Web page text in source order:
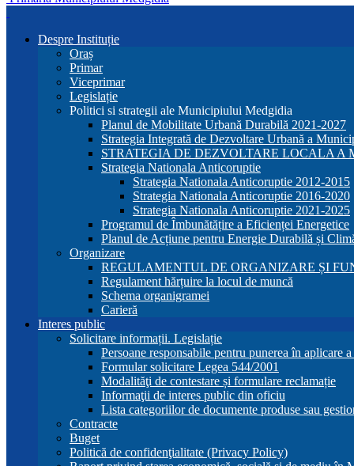
Despre Instituție
Oraș
Primar
Viceprimar
Legislație
Politici si strategii ale Municipiului Medgidia
Planul de Mobilitate Urbană Durabilă 2021-2027
Strategia Integrată de Dezvoltare Urbană a
STRATEGIA DE DEZVOLTARE LOCALA A
Strategia Nationala Anticoruptie
Strategia Nationala Anticoruptie 2012-2015
Strategia Nationala Anticoruptie 2016-2020
Strategia Nationala Anticoruptie 2021-2025
Programul de Îmbunătățire a Eficienței Energetice
Planul de Acțiune pentru Energie Durabilă și
Organizare
REGULAMENTUL DE ORGANIZARE ȘI
Regulament hărțuire la locul de muncă
Schema organigramei
Carieră
Interes public
Solicitare informații. Legislație
Persoane responsabile pentru punerea în aplicare
Formular solicitare Legea 544/2001
Modalităţi de contestare și formulare reclamație
Informaţii de interes public din oficiu
Lista categoriilor de documente produse sau
Contracte
Buget
Politică de confidenţialitate (Privacy Policy)